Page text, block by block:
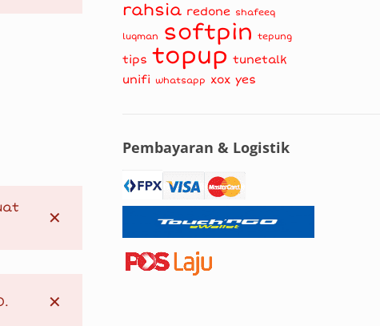
✕
✕
rahsia redone shafeeq
luqman softpin tepung
tips topup tunetalk
unifi whatsapp xox yes
Pembayaran & Logistik